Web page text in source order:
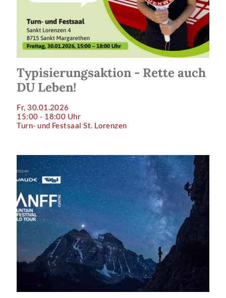
Typisierungsaktion - Rette auch
DU Leben!
Fr, 30.01.2026
15:00 - 18:00 Uhr
Turn- und Festsaal St. Lorenzen